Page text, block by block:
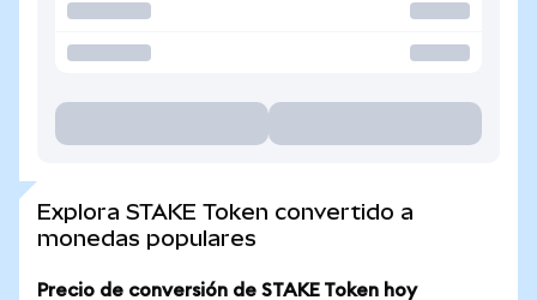
Explora STAKE Token convertido a
monedas populares
Precio de conversión de STAKE Token hoy